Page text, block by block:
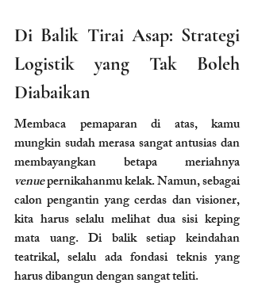
Di Balik Tirai Asap: Strategi
Logistik yang Tak Boleh
Diabaikan
Membaca pemaparan di atas, kamu
mungkin sudah merasa sangat antusias dan
venue pernikahanmu kelak. Namun, sebagai
calon pengantin yang cerdas dan visioner,
kita harus selalu melihat dua sisi keping
mata uang. Di balik setiap keindahan
teatrikal, selalu ada fondasi teknis yang
harus dibangun dengan sangat teliti.